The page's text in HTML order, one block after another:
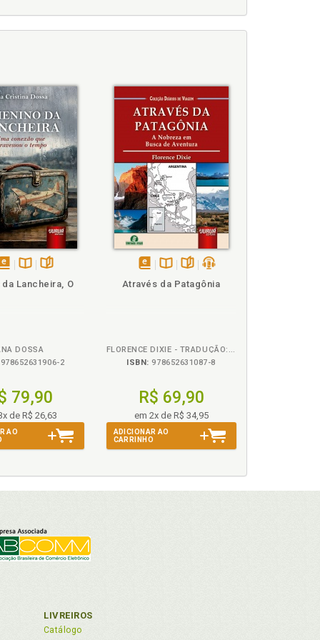
Lancheira, O
DOSSA
978652631906-2
79,90
de R$ 26,63
AO
Através da Patagônia
FLORENCE DIXIE - TRADUÇÃO: MONICA KUKULKA - ADAPTAÇÃO: SARA DUIM
ISBN: 978652631087-8
R$ 69,90
em 2x de R$ 34,95
ADICIONAR AO
CARRINHO
LIVREIROS
Catálogo